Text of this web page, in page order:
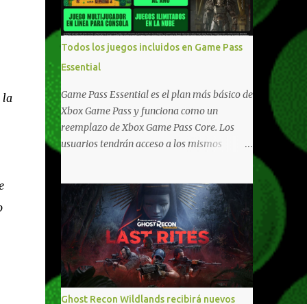
la
compartido en Windows PC y Xbox, y
tenemos un listado de juegos compatibles
por acá . ¿Aún necesitas una mano con las
compras? Tenemos un tutorial extenso o en
vídeo para que se quiten todas las dudas
generales de cómo hacer compras en Xbox .
Podes consultar un listado más completo de
promociones desde xbox.com. El post puede
tener actualizaciones regulares o cambios
ante cualquier error. Ofertas - Argentina
- México Ofertas - Estados Unidos Ofertas -
España Todas las ofertas de Xbox One
también aplican a Xbox Series, a excepción
de los jue...
Todos los juegos incluidos en Game Pass
Essential
Game Pass Essential es el plan más básico de
Xbox Game Pass y funciona como un
reemplazo de Xbox Game Pass Core. Los
usuarios tendrán acceso a los mismos
adicionales que fueron anunciados
recientemente. Essential incluirá como
novedades una serie de ventajas para
diferentes juegos free to play que están en
Xbox y PC, que van desde skins, desbloqueo
de personajes, paquetes de armas hasta
emotes, monedas virtuales y más para
Ghost Recon Wildlands recibirá nuevos